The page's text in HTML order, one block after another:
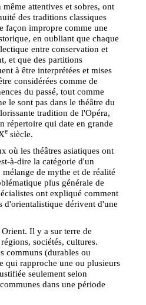
attentives et sobres, ont
des traditions classiques
façon impropre comme une
en oubliant que chaque
entre conservation et
et que des partitions
à être interprétées et mises
considérées comme de
du passé, tout comme
le sont pas dans le théâtre du
tradition de l'Opéra,
répertoire qui date en grande
e siècle.
où les théâtres asiatiques ont
à-dire la catégorie d'un
de mythe et de réalité
plus générale de
ont expliqué comment
d'orientalistique dérivent d'une
Il y a sur terre de
sociétés, cultures.
communs (durables ou
qui rapproche une ou plusieurs
seulement selon
dans une période